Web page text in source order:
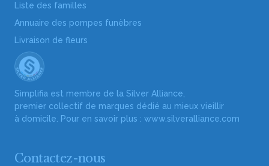
Liste des familles
Annuaire des pompes funèbres
Livraison de fleurs
Simplifia est membre de la Silver Alliance,
premier collectif de marques dédié au mieux vieillir
à domicile. Pour en savoir plus : www.silveralliance.com
Contactez-nous